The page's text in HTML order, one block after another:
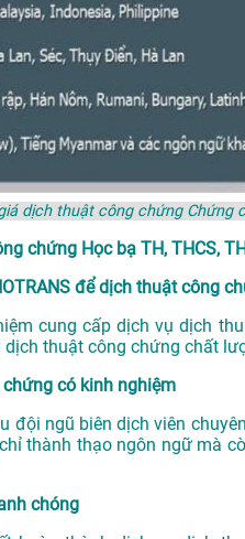
dịch thuật công chứng Chứng
chứng Học bạ TH, THCS,
để dịch thuật công
cung cấp dịch vụdịch
thuật công chứng chất
có kinh nghiệm
đội ngũ biên dịch viên
thành thạo ngôn ngữ mà
chóng